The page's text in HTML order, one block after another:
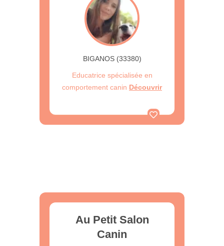
BIGANOS (33380)
Educatrice spécialisée en
comportement canin Découvrir
Au Petit Salon
Canin